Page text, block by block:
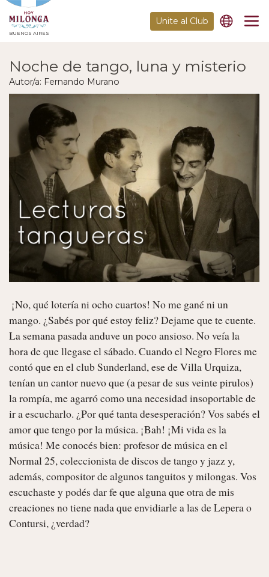
BUENOS AIRES
Unite al Club
Noche de tango, luna y misterio
Autor/a: Fernando Murano
mango. ¿Sabés por qué estoy feliz? Dejame que te cuente.
La semana pasada anduve un poco ansioso. No veía la
hora de que llegase el sábado. Cuando el Negro Flores me
contó que en el club Sunderland, ese de Villa Urquiza,
tenían un cantor nuevo que (a pesar de sus veinte pirulos)
la rompía, me agarró como una necesidad insoportable de
ir a escucharlo. ¿Por qué tanta desesperación? Vos sabés el
amor que tengo por la música. ¡Bah! ¡Mi vida es la
música! Me conocés bien: profesor de música en el
Normal 25, coleccionista de discos de tango y jazz y,
además, compositor de algunos tanguitos y milongas. Vos
escuchaste y podés dar fe que alguna que otra de mis
creaciones no tiene nada que envidiarle a las de Lepera o
Contursi, ¿verdad?